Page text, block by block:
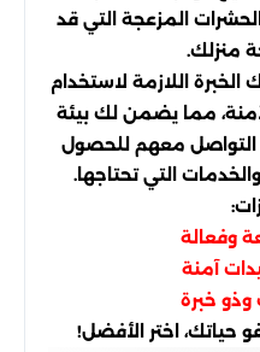
المزعجة التي قد
منزلك.
اللازمة لاستخدام
مما يضمن لك بيئة
التواصل معهم للحصول
التي تحتاجها.
وفعالة
آمنة
خبرة
حياتك، اختر الأفضل!